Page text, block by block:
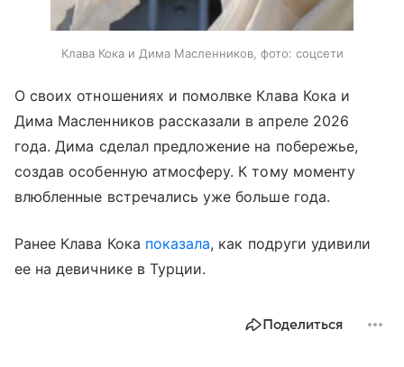
Клава Кока и Дима Масленников, фото: соцсети
О своих отношениях и помолвке Клава Кока и
Дима Масленников рассказали в апреле 2026
года. Дима сделал предложение на побережье,
создав особенную атмосферу. К тому моменту
влюбленные встречались уже больше года.
Ранее Клава Кока показала, как подруги удивили
ее на девичнике в Турции.
Поделиться